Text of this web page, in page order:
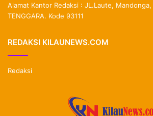
Alamat Kantor Redaksi : JL.Laute, Mandonga,
TENGGARA. Kode 93111
REDAKSI KILAUNEWS.COM
Redaksi